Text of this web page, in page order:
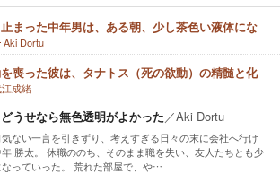
まった中年男は、ある朝、少し茶色い液体にな
Aki Dortu
喪った彼は、タナトス（死の欲動）の精髄と化
成緒
どうせなら無色透明がよかった／Aki Dortu
ない一言を引きずり、考えすぎる日々の末に会社へ行け
勝太。 休職ののち、そのまま職を失い、友人たちとも少
なっていった。 荒れた部屋で、や…